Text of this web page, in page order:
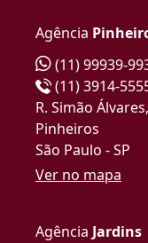
Agência
(11) 99939-
(11) 3914-
R. Simão
Pinheiros
São Paulo - SP
Ver no mapa
Agência Jardins